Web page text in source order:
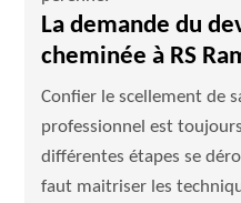
La demande du
cheminée à RS
Confier le scellement de
professionnel est
différentes étapes se
faut maitriser les